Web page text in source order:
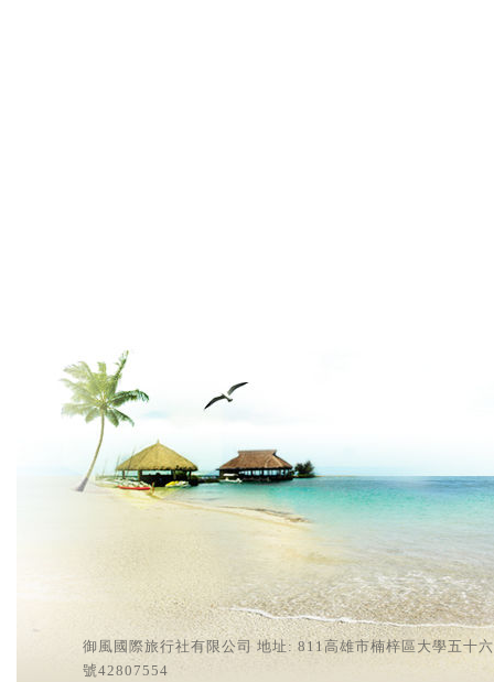
御風國際旅行社有限公司 地址: 811高雄市楠梓區大學五十
號42807554